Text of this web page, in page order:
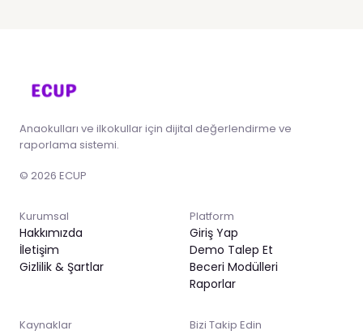
Anaokulları ve ilkokullar için dijital değerlendirme ve
raporlama sistemi.
© 2026 ECUP
Kurumsal
Hakkımızda
İletişim
Gizlilik & Şartlar
Platform
Giriş Yap
Demo Talep Et
Beceri Modülleri
Raporlar
Kaynaklar Bizi Takip Edin